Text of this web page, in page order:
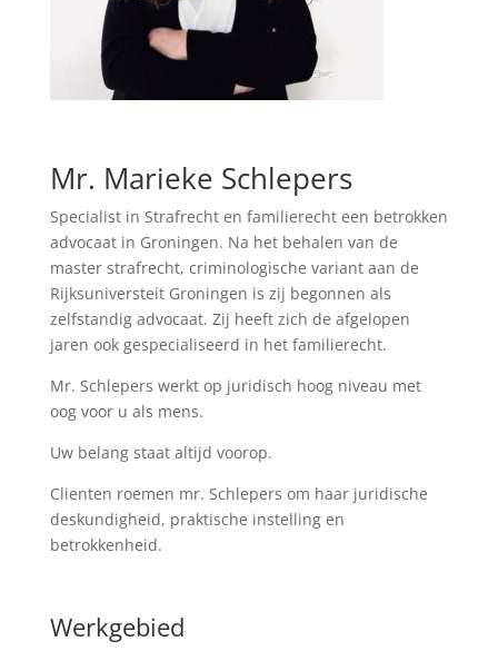
Mr. Marieke Schlepers
Specialist in Strafrecht en familierecht een betrokken
advocaat in Groningen. Na het behalen van de
master strafrecht, criminologische variant aan de
Rijksuniversteit Groningen is zij begonnen als
zelfstandig advocaat. Zij heeft zich de afgelopen
jaren ook gespecialiseerd in het familierecht.
Mr. Schlepers werkt op juridisch hoog niveau met
oog voor u als mens.
Uw belang staat altijd voorop.
Clienten roemen mr. Schlepers om haar juridische
deskundigheid, praktische instelling en
betrokkenheid.
Werkgebied